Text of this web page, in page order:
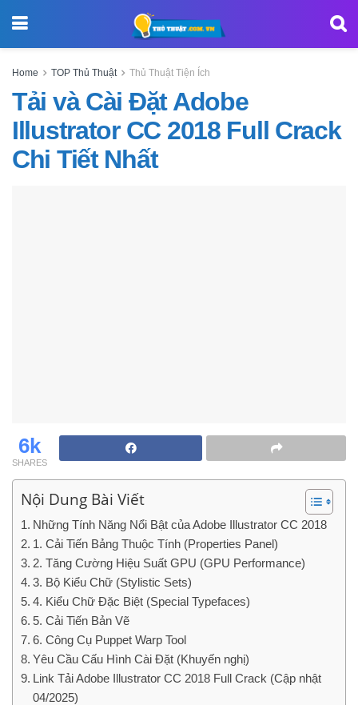
Home TOP Thủ Thuật Thủ Thuật Tiện Ích
Tải và Cài Đặt Adobe
Illustrator CC 2018 Full Crack
Chi Tiết Nhất
6k
SHARES
Nội Dung Bài Viết
Những Tính Năng Nổi Bật của Adobe Illustrator CC 2018
1. Cải Tiến Bảng Thuộc Tính (Properties Panel)
2. Tăng Cường Hiệu Suất GPU (GPU Performance)
3. Bộ Kiểu Chữ (Stylistic Sets)
4. Kiểu Chữ Đặc Biệt (Special Typefaces)
5. Cải Tiến Bản Vẽ
6. Công Cụ Puppet Warp Tool
Yêu Cầu Cấu Hình Cài Đặt (Khuyến nghị)
Link Tải Adobe Illustrator CC 2018 Full Crack (Cập nhật
04/2025)